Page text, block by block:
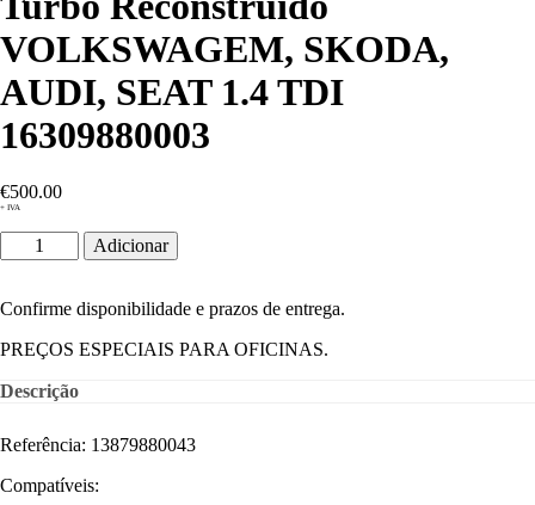
VOLKSWAGEM, SKODA,
AUDI, SEAT 1.4 TDI
16309880003
€500.00
+ IVA
Quantidade
de
Reconstruído
SKODA,
SEAT
TDI
16309880003
Adicionar
Confirme disponibilidade e prazos de entrega.
PREÇOS ESPECIAIS PARA OFICINAS.
Descrição
Referência: 13879880043
Compatíveis: